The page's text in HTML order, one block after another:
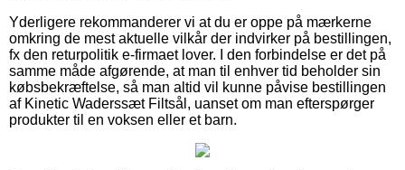
Yderligere rekommanderer vi at du er oppe på mærkerne
omkring de mest aktuelle vilkår der indvirker på bestillingen,
fx den returpolitik e-firmaet lover. I den forbindelse er det på
samme måde afgørende, at man til enhver tid beholder sin
købsbekræftelse, så man altid vil kunne påvise bestillingen
af Kinetic Waderssæt Filtsål, uanset om man efterspørger
produkter til en voksen eller et barn.